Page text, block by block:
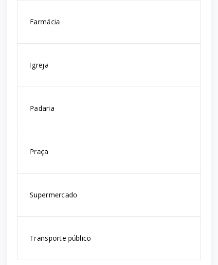
Farmácia
Igreja
Padaria
Praça
Supermercado
Transporte público